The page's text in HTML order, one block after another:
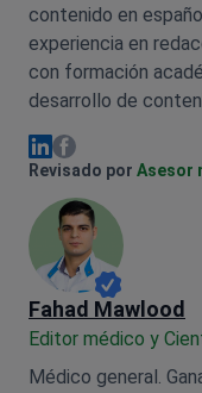
contenido en
experiencia en
con formación
desarrollo de
Olena Sikoza
Olena Sikoza
Revisado por Asesor
Fahad Mawlood
Editor médico y
Médico general.